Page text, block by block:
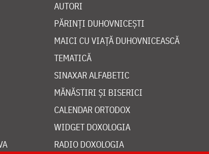
AUTORI
PĂRINȚI DUHOVNICEȘTI
MAICI CU VIAȚĂ DUHOVNICEASCĂ
TEMATICĂ
SINAXAR ALFABETIC
MĂNĂSTIRI ȘI BISERICI
CALENDAR ORTODOX
WIDGET DOXOLOGIA
RADIO DOXOLOGIA